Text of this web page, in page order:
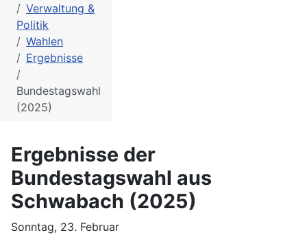
Verwaltung &
Politik
Wahlen
Ergebnisse
Bundestagswahl
(2025)
Ergebnisse der
Bundestagswahl aus
Schwabach (2025)
Sonntag, 23. Februar